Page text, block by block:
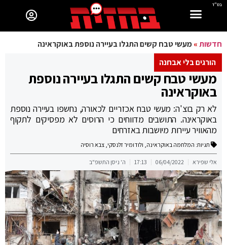
בס"ד
חדשות»מעשי טבח קשים התגלו בעיירה נוספת באוקראינה
הורגים בלי אבחנה
מעשי טבח קשים התגלו בעיירה נוספת
באוקראינה
לא רק בוצ'ה: מעשי טבח אכזריים לכאורה, נחשפו בעיירה נוספת
באוקראינה. התושבים מדווחים כי הרוסים לא מפסיקים לתקוף
מהאוויר עיירות מיושבות באזרחים
תגיות: המלחמה באוקראינה, ולודומיר זלנסקי, צבא רוסיה
אלי שפירא 06/04/2022
17:13 ה' ניסן התשפ"ב